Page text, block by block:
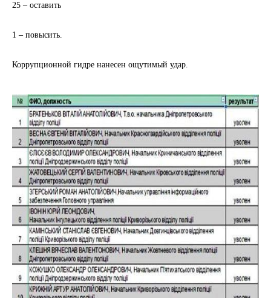
25 – оставить
1 – повысить.
Коррупционной гидре нанесен ощутимый удар.